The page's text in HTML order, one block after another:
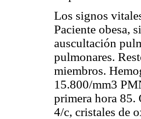
Los signos
Paciente obesa,
auscultación
pulmonares.
miembros.
15.800/mm3
primera hora 85.
4/c, cristales de